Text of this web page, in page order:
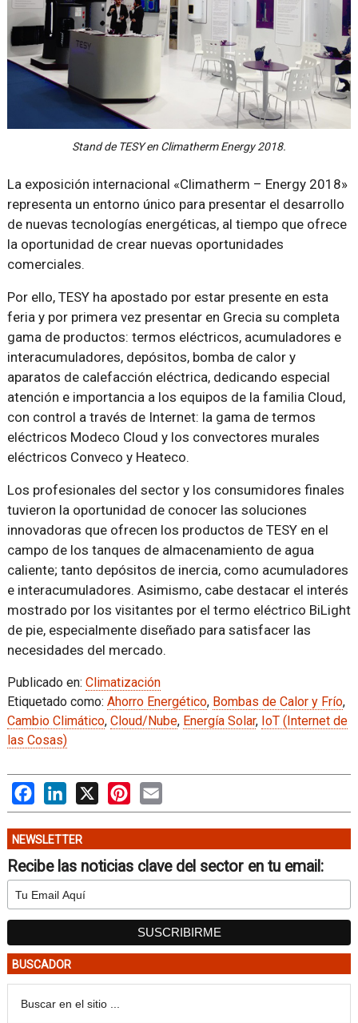
Stand de TESY en Climatherm Energy 2018.
La exposición internacional «Climatherm – Energy 2018»
representa un entorno único para presentar el desarrollo
de nuevas tecnologías energéticas, al tiempo que ofrece
la oportunidad de crear nuevas oportunidades
comerciales.
Por ello, TESY ha apostado por estar presente en esta
feria y por primera vez presentar en Grecia su completa
gama de productos: termos eléctricos, acumuladores e
interacumuladores, depósitos, bomba de calor y
aparatos de calefacción eléctrica, dedicando especial
atención e importancia a los equipos de la familia Cloud,
con control a través de Internet: la gama de termos
eléctricos Modeco Cloud y los convectores murales
eléctricos Conveco y Heateco.
Los profesionales del sector y los consumidores finales
tuvieron la oportunidad de conocer las soluciones
innovadoras que ofrecen los productos de TESY en el
campo de los tanques de almacenamiento de agua
caliente; tanto depósitos de inercia, como acumuladores
e interacumuladores. Asimismo, cabe destacar el interés
mostrado por los visitantes por el termo eléctrico BiLight
de pie, especialmente diseñado para satisfacer las
necesidades del mercado.
Publicado en: Climatización
Etiquetado como: Ahorro Energético, Bombas de Calor y Frío,
Cambio Climático, Cloud/Nube, Energía Solar, IoT (Internet de
las Cosas)
FacebookLinkedIn
X PinterestEmail
NEWSLETTER
Recibe las noticias clave del sector en tu email:
BUSCADOR